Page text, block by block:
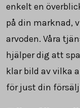
enkelt en
på din marknad,
arvoden. Våra
hjälper dig att
klar bild av vilka
för just din